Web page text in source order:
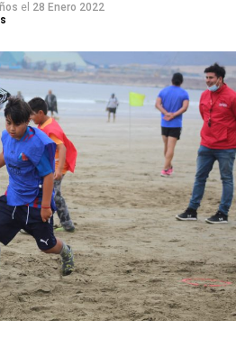
el 28 Enero 2022